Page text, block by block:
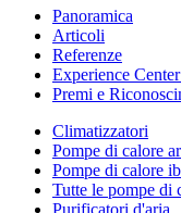
Panoramica
Articoli
Referenze
Experience
Premi e
Climatizzatori
Pompe di calore
Pompe di calore
Tutte le pompe di
Purificatori d'aria